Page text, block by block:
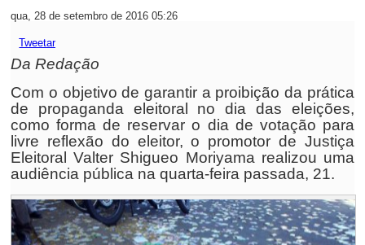
qua, 28 de setembro de 2016 05:26
Tweetar
Da Redação
Com o objetivo de garantir a proibição da prática
de propaganda eleitoral no dia das eleições,
como forma de reservar o dia de votação para
livre reflexão do eleitor, o promotor de Justiça
Eleitoral Valter Shigueo Moriyama realizou uma
audiência pública na quarta-feira passada, 21.